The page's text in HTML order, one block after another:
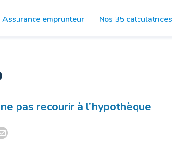
Assurance emprunteur Nos 35 calculatrices
pas recourir à l’hypothèque